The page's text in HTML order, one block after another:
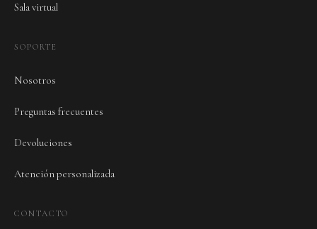
Sala virtual
SOPORTE
Nosotros
Preguntas frecuentes
Devoluciones
Atención personalizada
CONTACTO